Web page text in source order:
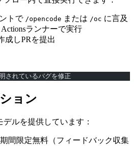
トで /opencode または /oc に言及
Actionsランナーで実行
成しPRを提出
れているバグを修正
ョン
デルを提供しています：
間限定無料（フィードバック収集